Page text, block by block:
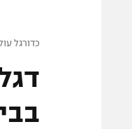
ברחבה
"מעל
כדורגל